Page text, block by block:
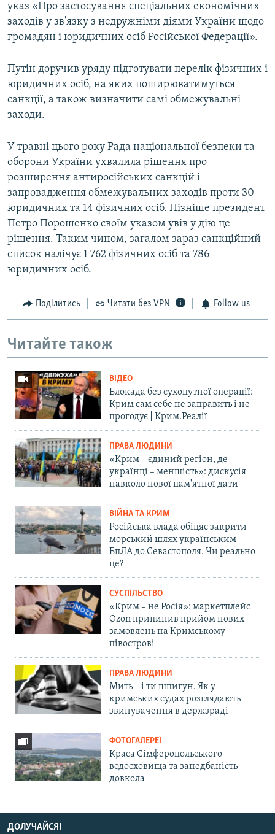
указ «Про застосування спеціальних економічних
заходів у зв'язку з недружніми діями України щодо
громадян і юридичних осіб Російської Федерації».
Путін доручив уряду підготувати перелік фізичних і
юридичних осіб, на яких поширюватимуться
санкції, а також визначити самі обмежувальні
заходи.
У травні цього року Рада національної безпеки та
оборони України ухвалила рішення про
розширення антиросійських санкцій і
запровадження обмежувальних заходів проти 30
юридичних та 14 фізичних осіб. Пізніше президент
Петро Порошенко своїм указом увів у дію це
рішення. Таким чином, загалом зараз санкційний
список налічує 1 762 фізичних осіб та 786
юридичних осіб.
Поділитись Читати без VPN Follow us
Читайте також
ВІДЕО
Блокада без сухопутної операції:
Крим сам себе не заправить і не
прогодує | Крим.Реалії
ПРАВА ЛЮДИНИ
«Крим – єдиний регіон, де
українці – меншість»: дискусія
навколо нової пам'ятної дати
ВІЙНА ТА КРИМ
Російська влада обіцяє закрити
морський шлях українським
БпЛА до Севастополя. Чи реально
це?
СУСПІЛЬСТВО
«Крим – не Росія»: маркетплейс
Ozon припинив прийом нових
замовлень на Кримському
півострові
ПРАВА ЛЮДИНИ
Мить – і ти шпигун. Як у
кримських судах розглядають
звинувачення в держзраді
ФОТОГАЛЕРЕЇ
Краса Сімферопольського
водосховища та занедбаність
довкола
ДОЛУЧАЙСЯ!